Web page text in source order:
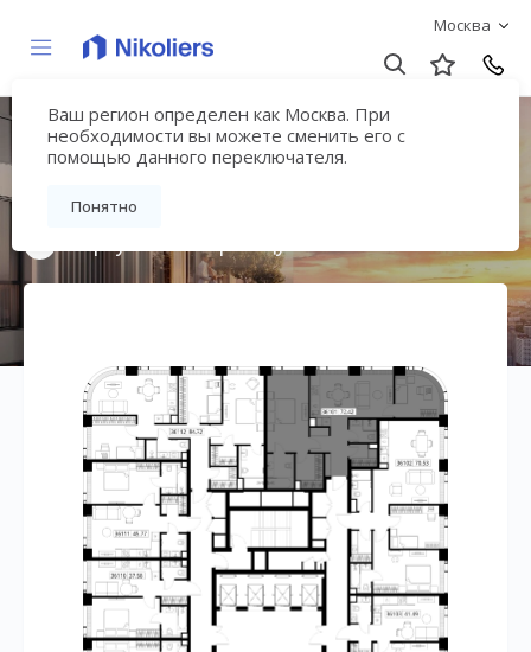
Москва
Ваш регион определен как Москва. При
необходимости вы можете сменить его с
помощью данного переключателя.
Понятно
Мультиквартал
«ВЕЕР»